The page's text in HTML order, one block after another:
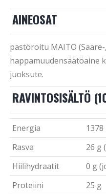
AINEOSAT
pastöroitu MAITO
happamuudensäätöaine
juoksute.
RAVINTOSISÄLTÖ
Energia
1378
Rasva
26 g
Hiilihydraatit
0 g
Proteiini
25 g